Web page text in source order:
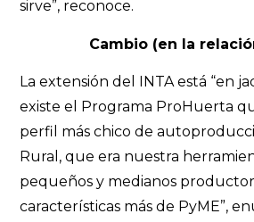
sirve”, reconoce.
Cambio (en la
La extensión del INTA está “en
existe el Programa ProHuerta
perfil más chico de
Rural, que era nuestra
pequeños y medianos
características más de PyME”,